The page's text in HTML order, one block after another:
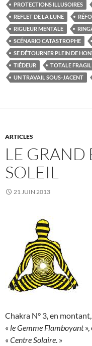
PROTECTIONS ILLUSOIRES
REFLET DE LA LUNE
RIGUEUR MENTALE
SCÉNARIO CATASTROPHE
SE DÉTOURNER PLEIN DE
TIÉDEUR
TOTALE
UN TRAVAIL SOUS-JACENT
ARTICLES
LE GRAND
SOLEIL
21 JUIN 2013
Chakra N° 3, en
« le Gemme Flamboyant
« Centre Solaire . »